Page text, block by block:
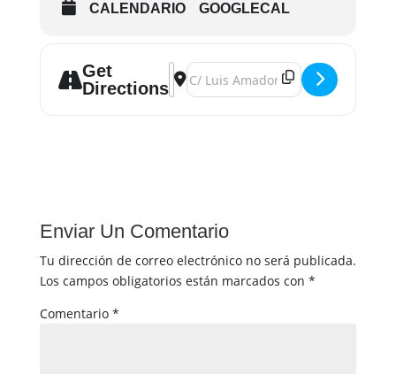
CALENDARIO GOOGLECAL
Get
Directions
Address - Experto en Oratoria []
Destination Address - Experto en
Enviar Un Comentario
Tu dirección de correo electrónico no será publicada.
Los campos obligatorios están marcados con *
Comentario *